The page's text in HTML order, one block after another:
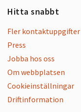
Hitta snabbt
Fler kontaktuppgifter
Press
Jobba hos oss
Om webbplatsen
Cookieinställningar
Driftinformation